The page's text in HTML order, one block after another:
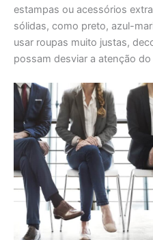
estampas ou acessórios
sólidas, como preto, azul-
usar roupas muito justas,
possam desviar a atenção